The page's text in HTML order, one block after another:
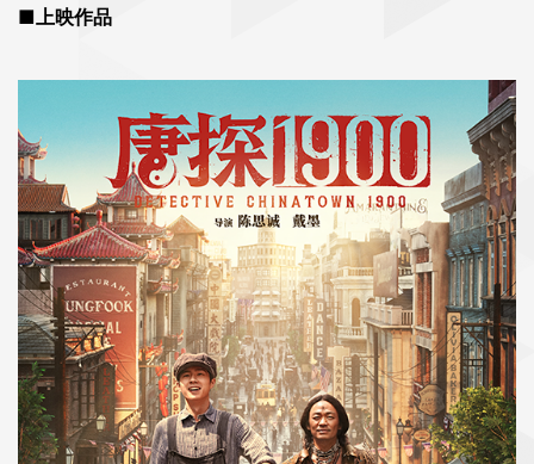
■上映作品